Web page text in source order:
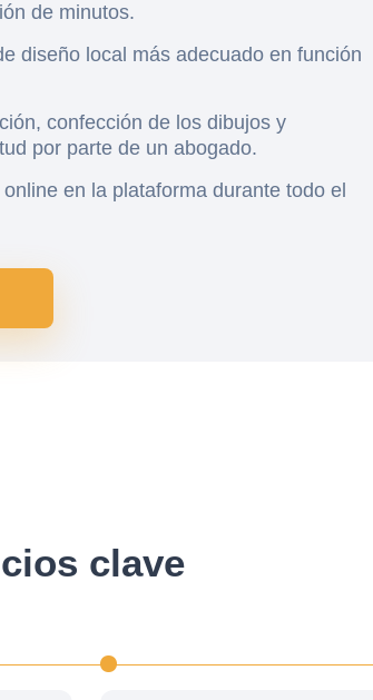
de minutos.
diseño local más adecuado en función
confección de los dibujos y
por parte de un abogado.
en la plataforma durante todo el
clave